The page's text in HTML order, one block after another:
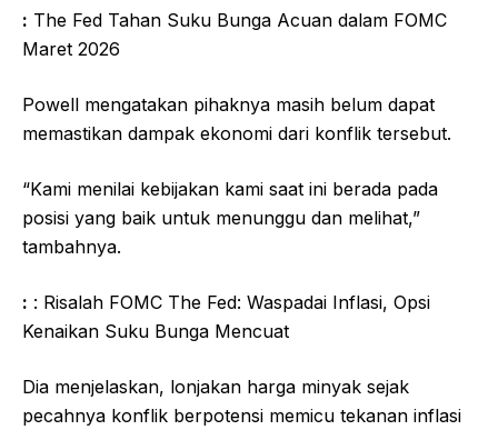
: The Fed Tahan Suku Bunga Acuan dalam FOMC
Maret 2026
Powell mengatakan pihaknya masih belum dapat
memastikan dampak ekonomi dari konflik tersebut.
“Kami menilai kebijakan kami saat ini berada pada
posisi yang baik untuk menunggu dan melihat,”
tambahnya.
: : Risalah FOMC The Fed: Waspadai Inflasi, Opsi
Kenaikan Suku Bunga Mencuat
Dia menjelaskan, lonjakan harga minyak sejak
pecahnya konflik berpotensi memicu tekanan inflasi